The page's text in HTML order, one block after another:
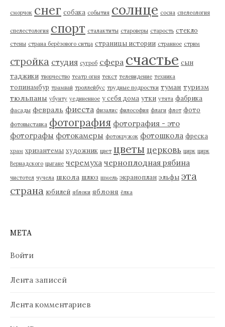
сморчок снег собака события солнце сосна спелеология
спелестология спорт сталактиты староверы старость стекло
стены страна берёзового ситца страницы истории странное стрим
стройка студия сугроб сфера счастье сын
таджики творчество театр огня текст телевидение техника
топинамбур трамвай троллейбус трудные подростки туман туризм
тюльпаны убунту уединенное у себя дома утки утята фабрика
фасады февраль фиеста физалис философия флаги флот фото
фотовыставка фотография фотография - это
фотографы фотокамеры фотокружок фотошкола фреска
храм хризантемы художник цвет цветы церковь цирк цирк
Вернадского цыгане черемуха черноплодная рябина
чистотел чучела школа шлюз шмель экраноплан эльфы эта
страна юбилей яблоки яблоня ёлка
МЕТА
Войти
Лента записей
Лента комментариев